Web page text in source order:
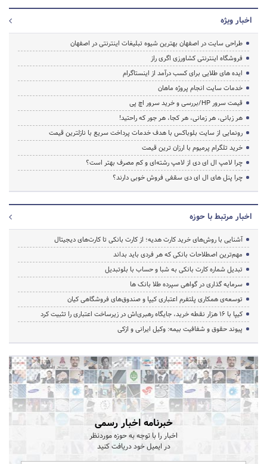
اخبار ویژه
طراحی سایت در اصفهان بهترین شیوه تبلیغات اینترنتی در اصفهان
فروشگاه اینترنتی کشاورزی اگری راز
ایده های طلایی برای کسب درآمد از اینستاگرام
خدمات سایت انجام پروژه ماهان
قیمت سرور HP/بررسی و خرید سرور اچ پی
هر زبانی، هر زمانی، هر کجا، هر جور که راحتید!
رونمایی از سایت بلوباکس با هدف خدمات پرداخت سریع با نازلترین قیمت
خرید تلگرام پرمیوم با ارزان ترین قیمت
چرا لامپ ال ای دی از لامپ رشته‌ای و کم مصرف بهتر است؟
چرا پنل های ال ای دی سقفی فروش خوبی دارند؟
اخبار مرتبط با حوزه
آشنایی با روش‌های خرید کارت هدیه؛ از کارت بانکی تا کارت‌های دیجیتال
مهم‌ترین اصطلاحات بانکی که هر فردی باید بداند
تبدیل شماره کارت بانکی به شبا و حساب با بلوتبدیل
سرمایه گذاری در گواهی سپرده طلا بانک ها
توسعه‌ی همکاری‌ پلتفرم اعتباری کیپا و صندوق‌های فروشگاهی کیان
کیپا با ۱۶ هزار نقطه خرید، جایگاه رهبری‌اش در زیرساخت اعتباری را تثبیت کرد
پیوند حقوق و شفافیت بیمه: وکیل ایرانی و ازکی
خبرنامه اخبار رسمی
اخبار را با توجه به حوزه موردنظر
در ایمیل خود دریافت کنید